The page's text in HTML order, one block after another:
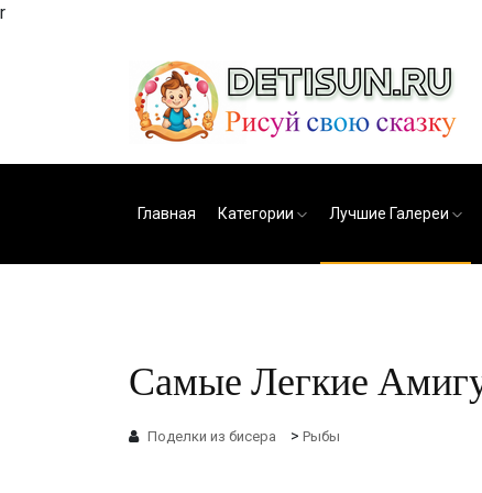
r
Главная Категории Лучшие Галереи
Самые Легкие
Поделки из бисера > Рыбы